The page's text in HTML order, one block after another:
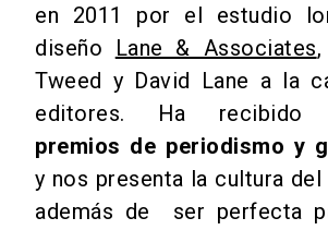
en 2011 por el estudio
diseño
Lane & Associates
Tweed y David Lane a la
editores. Ha recibido
premios de periodismo y
y nos presenta la cultura del
además de ser perfecta